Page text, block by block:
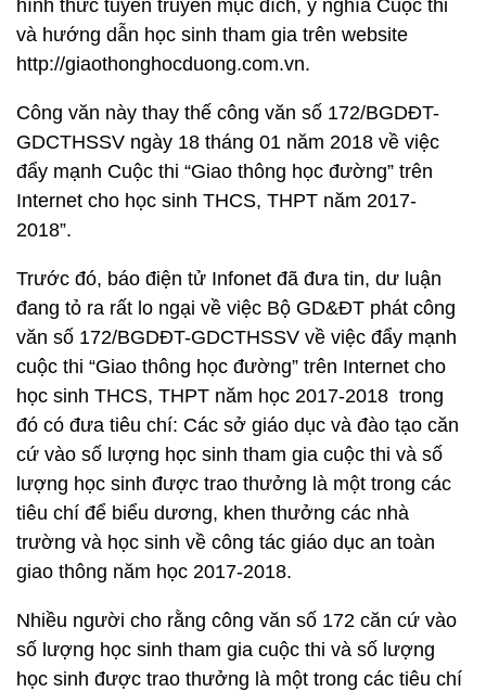
hình thức tuyên truyền mục đích, ý nghĩa Cuộc thi
và hướng dẫn học sinh tham gia trên website
http://giaothonghocduong.com.vn.
Công văn này thay thế công văn số 172/BGDĐT-
GDCTHSSV ngày 18 tháng 01 năm 2018 về việc
đẩy mạnh Cuộc thi “Giao thông học đường” trên
Internet cho học sinh THCS, THPT năm 2017-
2018”.
Trước đó, báo điện tử Infonet đã đưa tin, dư luận
đang tỏ ra rất lo ngại về việc Bộ GD&ĐT phát công
văn số 172/BGDĐT-GDCTHSSV về việc đẩy mạnh
cuộc thi “Giao thông học đường” trên Internet cho
học sinh THCS, THPT năm học 2017-2018 trong
đó có đưa tiêu chí: Các sở giáo dục và đào tạo căn
cứ vào số lượng học sinh tham gia cuộc thi và số
lượng học sinh được trao thưởng là một trong các
tiêu chí để biểu dương, khen thưởng các nhà
trường và học sinh về công tác giáo dục an toàn
giao thông năm học 2017-2018.
Nhiều người cho rằng công văn số 172 căn cứ vào
số lượng học sinh tham gia cuộc thi và số lượng
học sinh được trao thưởng là một trong các tiêu chí